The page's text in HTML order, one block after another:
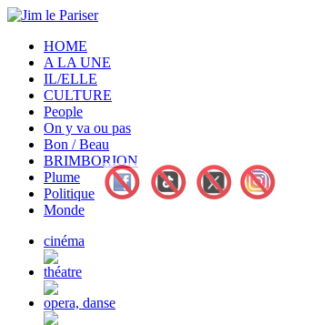
HOME
A LA UNE
IL/ELLE
CULTURE
People
On y va ou pas
Bon / Beau
BRIMBORION
Plume
Politique
Monde
cinéma
théatre
opera, danse